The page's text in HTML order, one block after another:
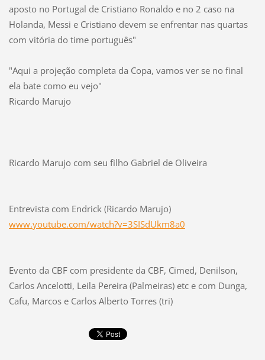
aposto no Portugal de Cristiano Ronaldo e no 2 caso na
Holanda, Messi e Cristiano devem se enfrentar nas quartas
com vitória do time português"
"Aqui a projeção completa da Copa, vamos ver se no final
ela bate como eu vejo"
Ricardo Marujo
Ricardo Marujo com seu filho Gabriel de Oliveira
Entrevista com Endrick (Ricardo Marujo)
www.youtube.com/watch?v=3SISdUkm8a0
Evento da CBF com presidente da CBF, Cimed, Denilson,
Carlos Ancelotti, Leila Pereira (Palmeiras) etc e com Dunga,
Cafu, Marcos e Carlos Alberto Torres (tri)